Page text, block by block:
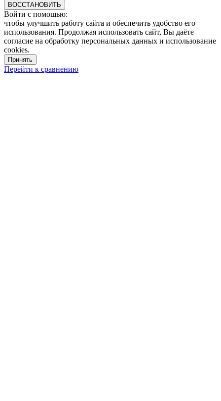
ВОССТАНОВИТЬ
Войти с помощью:
чтобы улучшить работу сайта и обеспечить удобство его
использования. Продолжая использовать сайт, Вы даёте
согласие на обработку персональных данных и использование
cookies.
Принять
Перейти к сравнению